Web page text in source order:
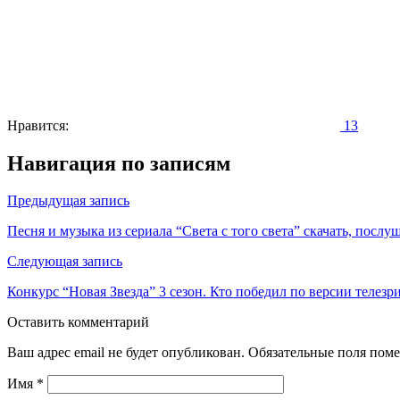
Нравится: 13
Навигация по записям
Предыдущая запись
Песня и музыка из сериала “Света с того света” скачать,
Следующая запись
Конкурс “Новая Звезда” 3 сезон. Кто победил по версии
Оставить комментарий
Ваш адрес email не будет опубликован. Обязательные поля
Имя *